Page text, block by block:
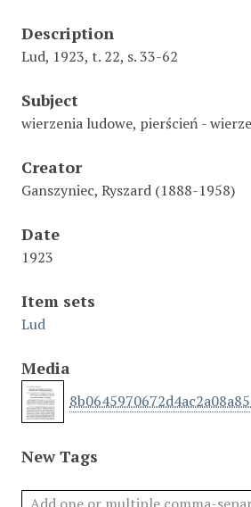
Description
Lud, 1923, t. 22, s. 33-62
Subject
wierzenia ludowe, pierścień -
Creator
Ganszyniec, Ryszard (1888-1958)
Date
1923
Item sets
Lud
Media
New Tags